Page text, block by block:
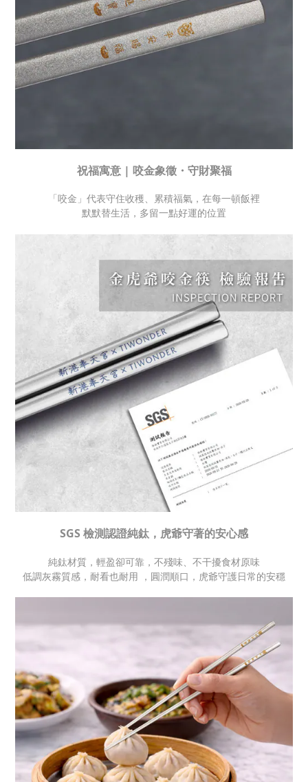
祝福寓意 | 咬金象徵・守財聚福
「咬金」代表守住收穫、累積福氣，在每一頓飯裡
默默替生活，多留一點好運的位置
SGS 檢測認證純鈦，虎爺守著的安心感
純鈦材質，輕盈卻可靠， 不殘味、不干擾食材原味
低調灰霧質感，耐看也耐用 ， 圓潤順口，虎爺守護日常的安穩